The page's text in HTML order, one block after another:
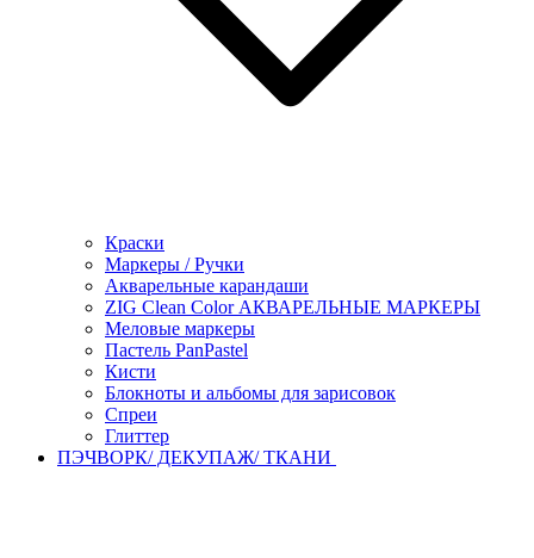
Краски
Маркеры / Ручки
Акварельные карандаши
ZIG Clean Color АКВАРЕЛЬНЫЕ МАРКЕРЫ
Меловые маркеры
Пастель PanPastel
Кисти
Блокноты и альбомы для зарисовок
Спреи
Глиттер
ПЭЧВОРК/ ДЕКУПАЖ/ ТКАНИ